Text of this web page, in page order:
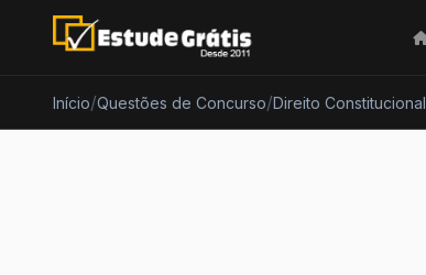
Início/Questões de Concurso/Direito Constitucional